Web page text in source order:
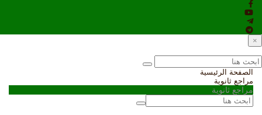
×
الصفحة الرئيسية
مراجع ثانوية
مراجع ثانوية